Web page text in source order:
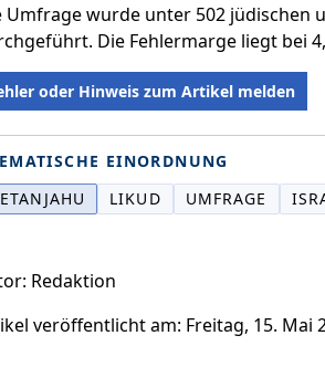
Umfrage wurde unter 502 jüdischen
Die Fehlermarge liegt bei
oder Hinweis zum Artikel melden
EINORDNUNG
LIKUD UMFRAGE
Redaktion
veröffentlicht am: Freitag, 15. Mai